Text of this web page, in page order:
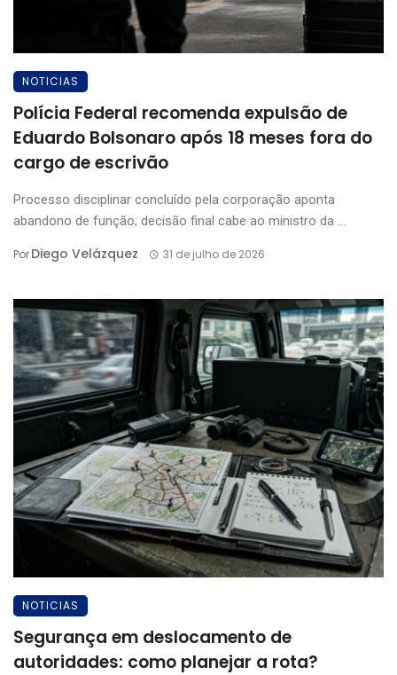
NOTICIAS
Polícia Federal recomenda expulsão de
Eduardo Bolsonaro após 18 meses fora do
cargo de escrivão
Processo disciplinar concluído pela corporação aponta
abandono de função; decisão final cabe ao ministro da ...
PorDiego Velázquez 31 de julho de 2026
NOTICIAS
Segurança em deslocamento de
autoridades: como planejar a rota?